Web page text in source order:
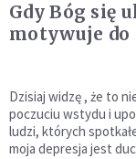
Gdy Bóg się
motywuje do
Dzisiaj widzę , że to
poczuciu wstydu i
ludzi, których
moja depresja jest